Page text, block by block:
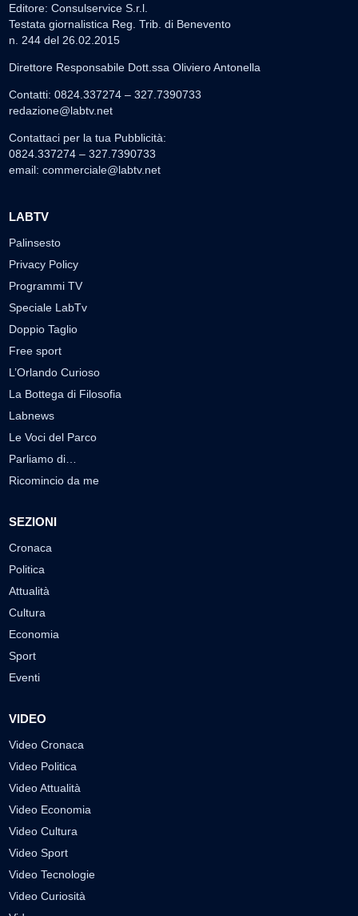
Editore: Consulservice S.r.l.
Testata giornalistica Reg. Trib. di Benevento
n. 244 del 26.02.2015
Direttore Responsabile Dott.ssa Oliviero Antonella
Contatti: 0824.337274 – 327.7390733
redazione@labtv.net
Contattaci per la tua Pubblicità:
0824.337274 – 327.7390733
email: commerciale@labtv.net
LABTV
Palinsesto
Privacy Policy
Programmi TV
Speciale LabTv
Doppio Taglio
Free sport
L’Orlando Curioso
La Bottega di Filosofia
Labnews
Le Voci del Parco
Parliamo di…
Ricomincio da me
SEZIONI
Cronaca
Politica
Attualità
Cultura
Economia
Sport
Eventi
VIDEO
Video Cronaca
Video Politica
Video Attualità
Video Economia
Video Cultura
Video Sport
Video Tecnologie
Video Curiosità